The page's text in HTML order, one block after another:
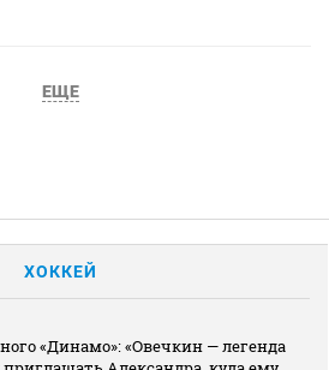
ЕЩЕ
ХОККЕЙ
«Динамо»: «Овечкин — легенда